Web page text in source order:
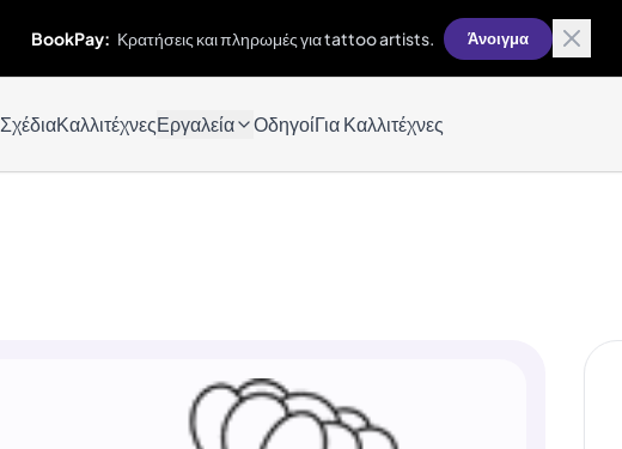
BookPay: Κρατήσεις και πληρωμές για tattoo artists. Άνοιγμα
ΣχέδιαΚαλλιτέχνεςΕργαλεία ΟδηγοίΓια Καλλιτέχνες